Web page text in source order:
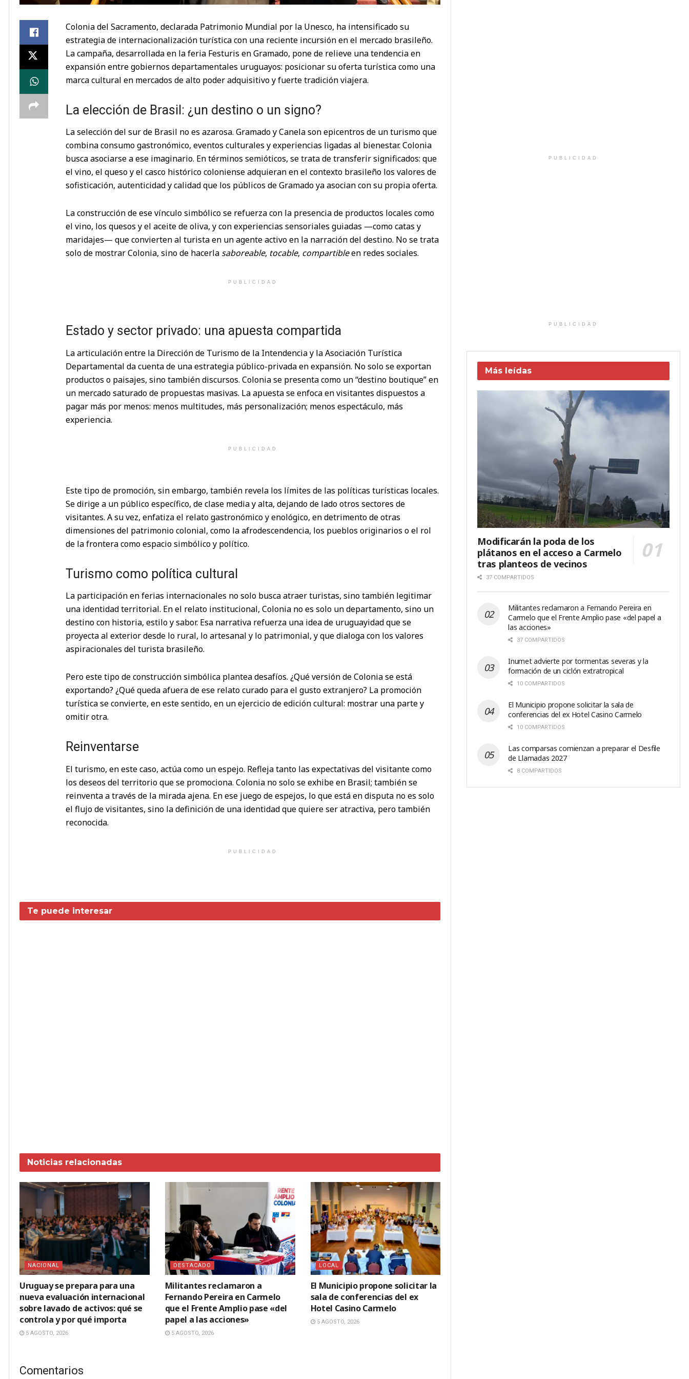
Colonia del Sacramento, declarada Patrimonio Mundial por la Unesco, ha intensificado su
estrategia de internacionalización turística con una reciente incursión en el mercado brasileño.
La campaña, desarrollada en la feria Festuris en Gramado, pone de relieve una tendencia en
expansión entre gobiernos departamentales uruguayos: posicionar su oferta turística como una
marca cultural en mercados de alto poder adquisitivo y fuerte tradición viajera.
La elección de Brasil: ¿un destino o un signo?
La selección del sur de Brasil no es azarosa. Gramado y Canela son epicentros de un turismo que
combina consumo gastronómico, eventos culturales y experiencias ligadas al bienestar. Colonia
busca asociarse a ese imaginario. En términos semióticos, se trata de transferir significados: que
el vino, el queso y el casco histórico coloniense adquieran en el contexto brasileño los valores de
sofisticación, autenticidad y calidad que los públicos de Gramado ya asocian con su propia oferta.
La construcción de ese vínculo simbólico se refuerza con la presencia de productos locales como
el vino, los quesos y el aceite de oliva, y con experiencias sensoriales guiadas —como catas y
maridajes— que convierten al turista en un agente activo en la narración del destino. No se trata
solo de mostrar Colonia, sino de hacerla saboreable, tocable, compartibleen redes sociales.
PUBLICIDAD
Estado y sector privado: una apuesta compartida
La articulación entre la Dirección de Turismo de la Intendencia y la Asociación Turística
Departamental da cuenta de una estrategia público-privada en expansión. No solo se exportan
productos o paisajes, sino también discursos. Colonia se presenta como un “destino boutique” en
un mercado saturado de propuestas masivas. La apuesta se enfoca en visitantes dispuestos a
pagar más por menos: menos multitudes, más personalización; menos espectáculo, más
experiencia.
PUBLICIDAD
Este tipo de promoción, sin embargo, también revela los límites de las políticas turísticas locales.
Se dirige a un público específico, de clase media y alta, dejando de lado otros sectores de
visitantes. A su vez, enfatiza el relato gastronómico y enológico, en detrimento de otras
dimensiones del patrimonio colonial, como la afrodescendencia, los pueblos originarios o el rol
de la frontera como espacio simbólico y político.
Turismo como política cultural
La participación en ferias internacionales no solo busca atraer turistas, sino también legitimar
una identidad territorial. En el relato institucional, Colonia no es solo un departamento, sino un
destino con historia, estilo y sabor. Esa narrativa refuerza una idea de uruguayidad que se
proyecta al exterior desde lo rural, lo artesanal y lo patrimonial, y que dialoga con los valores
aspiracionales del turista brasileño.
Pero este tipo de construcción simbólica plantea desafíos. ¿Qué versión de Colonia se está
exportando? ¿Qué queda afuera de ese relato curado para el gusto extranjero? La promoción
turística se convierte, en este sentido, en un ejercicio de edición cultural: mostrar una parte y
omitir otra.
Reinventarse
El turismo, en este caso, actúa como un espejo. Refleja tanto las expectativas del visitante como
los deseos del territorio que se promociona. Colonia no solo se exhibe en Brasil; también se
reinventa a través de la mirada ajena. En ese juego de espejos, lo que está en disputa no es solo
el flujo de visitantes, sino la definición de una identidad que quiere ser atractiva, pero también
reconocida.
PUBLICIDAD
Te puede interesar
Noticias relacionadas
NACIONAL
Uruguay se prepara para una
nueva evaluación internacional
sobre lavado de activos: qué se
controla y por qué importa
5 AGOSTO, 2026
DESTACADO
Militantes reclamaron a
Fernando Pereira en Carmelo
que el Frente Amplio pase «del
papel a las acciones»
5 AGOSTO, 2026
LOCAL
El Municipio propone solicitar la
sala de conferencias del ex
Hotel Casino Carmelo
5 AGOSTO, 2026
Comentarios
PUBLICIDAD
PUBLICIDAD
Más leídas
Modificarán la poda de los
plátanos en el acceso a Carmelo
tras planteos de vecinos
37 COMPARTIDOS
Militantes reclamaron a Fernando Pereira en
Carmelo que el Frente Amplio pase «del papel a
las acciones»
37 COMPARTIDOS
Inumet advierte por tormentas severas y la
formación de un ciclón extratropical
10 COMPARTIDOS
El Municipio propone solicitar la sala de
conferencias del ex Hotel Casino Carmelo
10 COMPARTIDOS
Las comparsas comienzan a preparar el Desfile
de Llamadas 2027
8 COMPARTIDOS